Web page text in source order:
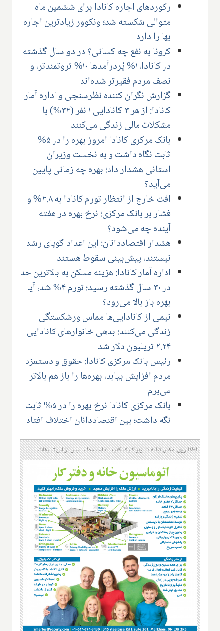
رکوردهای اجاره کانادا برای ششمین ماه
متوالی شکسته شد؛ ونکوور زیادترین اجاره
بها را دارد
کرونا به نفع چه کسانی؟ در دو سال گذشته
در کانادا، ۱% پُردرآمدها ۱۰% ثروتمندتر، و
نصف مردم فقیرتر شده‌اند
گزارش نگران کننده نظرسنجی و اداره آمار
کانادا: از هر ۳ کانادایی ۱ نفر (۳۳%) با
مشکلات مالی زندگی می‌کنند
بانک مرکزی کانادا امروز بهره را در ۵%
ثابت نگاه داشت و به نخست وزیران
استانی هشدار داد؛ بهره چه زمانی پایین
می‌آید؟
افت خارج از انتظار تورم کانادا به ۳.۸% و
فشار بر بانک مرکزی؛ نرخ بهره در هفته
آینده چه می‌شود؟
هشدار اقتصاددانان: این اعداد گویای رشد
نیستند، پیش‌بینی سقوط هستند
اداره آمار کانادا: هزینه مسکن به بالاترین حد
در ۳۰ سال گذشته رسید؛ تورم ۴% شد، آیا
بهره باز بالا می‌رود؟
نیمی از کانادایی‌ها مماس ورشکستگی
زندگی می‌کنند؛ بدهی خانوارهای کانادایی
۲.۳۴ تریلیون دلار شد
رئیس بانک مرکزی کانادا: حقوق و دستمزد
مردم افزایش بیابد، بهره‌ها را باز هم بالاتر
می‌برم
بانک مرکزی کانادا نرخ بهره را در ۵% ثابت
نگه داشت؛ بین اقتصاددانان اختلاف افتاد
لطفا روی عکس تبلیغات زیر کلیک کنید؛ ادامه مطلب پس از این تبلیغات